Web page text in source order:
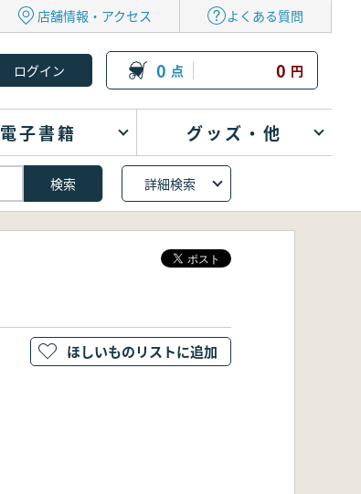
店舗情報・アクセス よくある質問
0 点 0 円
電子書籍 グッズ・他
詳細検索
ほしいものリストに追加